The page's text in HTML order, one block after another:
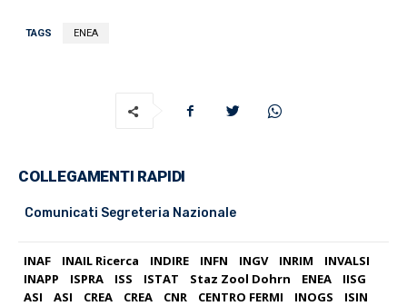
TAGS ENEA
COLLEGAMENTI RAPIDI
Comunicati Segreteria Nazionale
INAF INAIL Ricerca INDIRE INFN INGV INRIM
INVALSI
INAPP
ISPRA ISS ISTAT Staz Zool Dohrn ENEA
IISG
ASI
ASI CREA CREA CNR CENTRO FERMI INOGS
ISIN